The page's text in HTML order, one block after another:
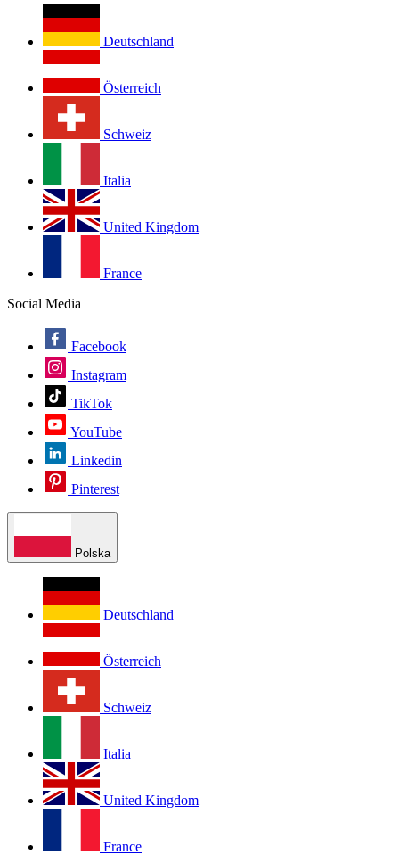
Deutschland
Österreich
Schweiz
Italia
United Kingdom
France
Social Media
Facebook
Instagram
TikTok
YouTube
Linkedin
Pinterest
Polska
Deutschland
Österreich
Schweiz
Italia
United Kingdom
France